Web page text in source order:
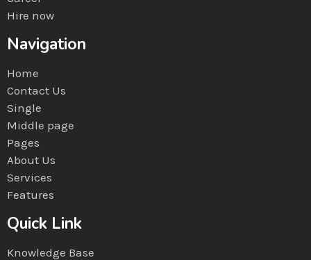
Hire now
Navigation
Home
Contact Us
Single
Middle page
Pages
About Us
Services
Features
Quick Link
Knowledge Base